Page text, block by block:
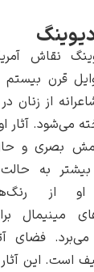
اواخر قرن
که بیشتر با
فضاهای مبهم و
ترکیبی از زیبایی
نمادین
تأملی و سکون
ملایم و
القای فضای
دیوینگ آرام،
برای فضاهایی با